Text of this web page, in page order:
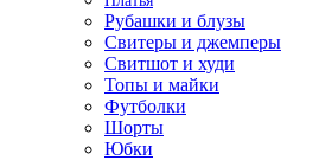
Рубашки и блузы
Свитеры и джемперы
Свитшот и худи
Топы и майки
Футболки
Шорты
Юбки